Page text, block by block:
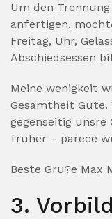
Um den
anfertigen,
Freitag, Uhr,
Abschiedsessen
Meine wenigkeit
Gesamtheit Gute.
gegenseitig unsre
fruher – parece
Beste Gru?e Max
3. Vorbild